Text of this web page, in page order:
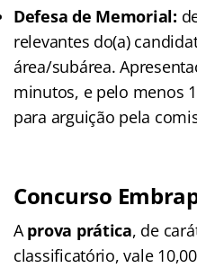
Defesa de Memorial:
relevantes do(a)
área/subárea.
minutos, e pelo menos
para arguição pela
Concurso
A prova prática, de
classificatório, vale